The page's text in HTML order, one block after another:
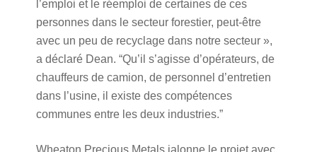
l’emploi et le réemploi de certaines de ces
personnes dans le secteur forestier, peut-être
avec un peu de recyclage dans notre secteur »,
a déclaré Dean. “Qu’il s’agisse d’opérateurs, de
chauffeurs de camion, de personnel d’entretien
dans l’usine, il existe des compétences
communes entre les deux industries.”
Wheaton Precious Metals jalonne le projet avec